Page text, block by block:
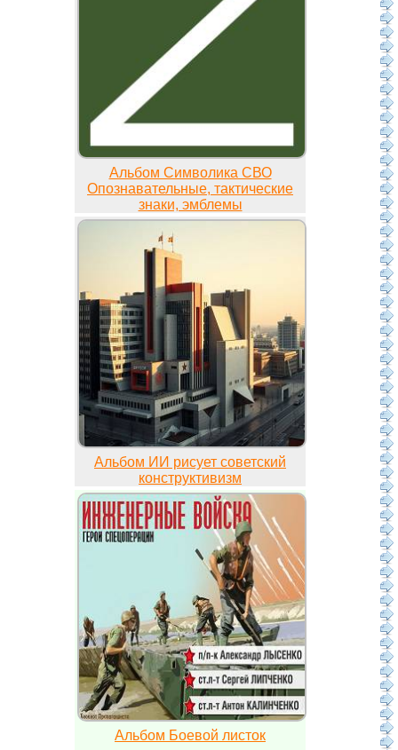
Альбом Символика СВО
Опознавательные, тактические
знаки, эмблемы
Альбом ИИ рисует советский
конструктивизм
Альбом Боевой листок